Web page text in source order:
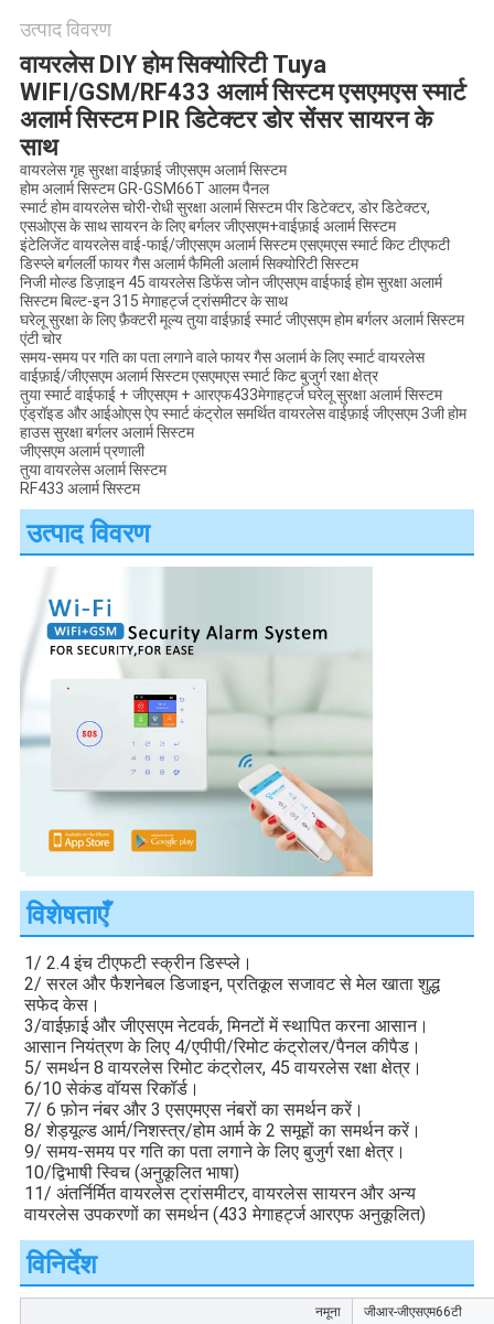
उत्पाद विवरण
वायरलेस DIY होम सिक्योरिटी Tuya
WIFI/GSM/RF433 अलार्म सिस्टम एसएमएस स्मार्ट
अलार्म सिस्टम PIR डिटेक्टर डोर सेंसर सायरन के
साथ
वायरलेस गृह सुरक्षा वाईफ़ाई जीएसएम अलार्म सिस्टम
होम अलार्म सिस्टम GR-GSM66T आलम पैनल
स्मार्ट होम वायरलेस चोरी-रोधी सुरक्षा अलार्म सिस्टम पीर डिटेक्टर, डोर डिटेक्टर,
एसओएस के साथ सायरन के लिए बर्गलर जीएसएम+वाईफ़ाई अलार्म सिस्टम
इंटेलिजेंट वायरलेस वाई-फाई/जीएसएम अलार्म सिस्टम एसएमएस स्मार्ट किट टीएफटी
डिस्प्ले बर्गलर्ली फायर गैस अलार्म फैमिली अलार्म सिक्योरिटी सिस्टम
निजी मोल्ड डिज़ाइन 45 वायरलेस डिफेंस जोन जीएसएम वाईफाई होम सुरक्षा अलार्म
सिस्टम बिल्ट-इन 315 मेगाहर्ट्ज ट्रांसमीटर के साथ
घरेलू सुरक्षा के लिए फ़ैक्टरी मूल्य तुया वाईफ़ाई स्मार्ट जीएसएम होम बर्गलर अलार्म सिस्टम
एंटी चोर
समय-समय पर गति का पता लगाने वाले फायर गैस अलार्म के लिए स्मार्ट वायरलेस
वाईफ़ाई/जीएसएम अलार्म सिस्टम एसएमएस स्मार्ट किट बुजुर्ग रक्षा क्षेत्र
तुया स्मार्ट वाईफाई + जीएसएम + आरएफ433मेगाहर्ट्ज घरेलू सुरक्षा अलार्म सिस्टम
एंड्रॉइड और आईओएस ऐप स्मार्ट कंट्रोल समर्थित वायरलेस वाईफ़ाई जीएसएम 3जी होम
हाउस सुरक्षा बर्गलर अलार्म सिस्टम
जीएसएम अलार्म प्रणाली
तुया वायरलेस अलार्म सिस्टम
RF433 अलार्म सिस्टम
उत्पाद विवरण
विशेषताएँ
1/ 2.4 इंच टीएफटी स्क्रीन डिस्प्ले।
2/ सरल और फैशनेबल डिजाइन, प्रतिकूल सजावट से मेल खाता शुद्ध
सफेद केस।
3/वाईफ़ाई और जीएसएम नेटवर्क, मिनटों में स्थापित करना आसान।
आसान नियंत्रण के लिए 4/एपीपी/रिमोट कंट्रोलर/पैनल कीपैड।
5/ समर्थन 8 वायरलेस रिमोट कंट्रोलर, 45 वायरलेस रक्षा क्षेत्र।
6/10 सेकंड वॉयस रिकॉर्ड।
7/ 6 फ़ोन नंबर और 3 एसएमएस नंबरों का समर्थन करें।
8/ शेड्यूल्ड आर्म/निशस्त्र/होम आर्म के 2 समूहों का समर्थन करें।
9/ समय-समय पर गति का पता लगाने के लिए बुजुर्ग रक्षा क्षेत्र।
10/द्विभाषी स्विच (अनुकूलित भाषा)
11/ अंतर्निर्मित वायरलेस ट्रांसमीटर, वायरलेस सायरन और अन्य
वायरलेस उपकरणों का समर्थन (433 मेगाहर्ट्ज आरएफ अनुकूलित)
विनिर्देश
नमूना जीआर-जीएसएम66टी